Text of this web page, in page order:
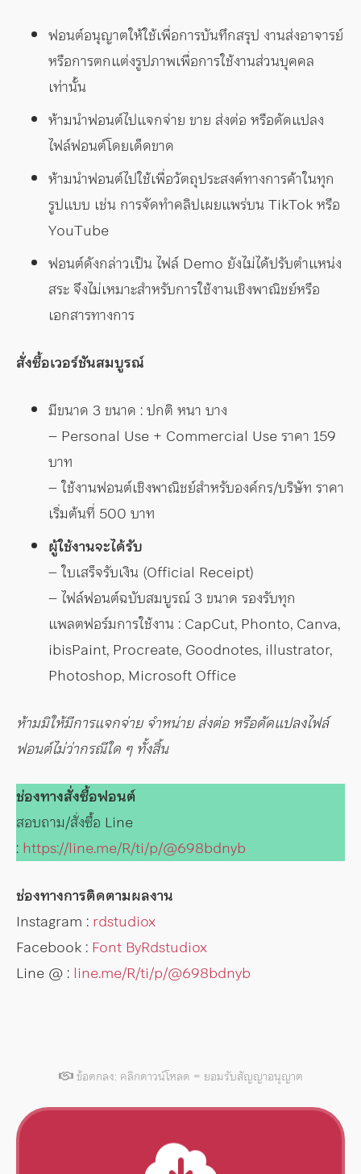
ฟอนต์อนุญาตให้ใช้เพื่อการบันทึกสรุป งานส่งอาจารย์
หรือการตกแต่งรูปภาพเพื่อการใช้งานส่วนบุคคล
เท่านั้น
ห้ามนำฟอนต์ไปแจกจ่าย ขาย ส่งต่อ หรือดัดแปลง
ไฟล์ฟอนต์โดยเด็ดขาด
ห้ามนำฟอนต์ไปใช้เพื่อวัตถุประสงค์ทางการค้าในทุก
รูปแบบ เช่น การจัดทำคลิปเผยแพร่บน TikTok หรือ
YouTube
ฟอนต์ดังกล่าวเป็น ไฟล์ Demo ยังไม่ได้ปรับตำแหน่ง
สระ จึงไม่เหมาะสำหรับการใช้งานเชิงพาณิชย์หรือ
เอกสารทางการ
สั่งซื้อเวอร์ชันสมบูรณ์
มีขนาด 3 ขนาด : ปกติ หนา บาง
– Personal Use + Commercial Use ราคา 159
บาท
– ใช้งานฟอนต์เชิงพาณิชย์สำหรับองค์กร/บริษัท ราคา
เริ่มต้นที่ 500 บาท
ผู้ใช้งานจะได้รับ
– ใบเสร็จรับเงิน (Official Receipt)
– ไฟล์ฟอนต์ฉบับสมบูรณ์ 3 ขนาด รองรับทุก
แพลตฟอร์มการใช้งาน : CapCut, Phonto, Canva,
ibisPaint, Procreate, Goodnotes, illustrator,
Photoshop, Microsoft Office
ห้ามมิให้มีการแจกจ่าย จำหน่าย ส่งต่อ หรือดัดแปลงไฟล์
ฟอนต์ไม่ว่ากรณีใด ๆ ทั้งสิ้น
ช่องทางสั่งซื้อฟอนต์
สอบถาม/สั่งซื้อ Line
: https://line.me/R/ti/p/@698bdnyb
ช่องทางการติดตามผลงาน
Instagram : rdstudiox
Facebook : Font ByRdstudiox
Line @ : line.me/R/ti/p/@698bdnyb
ข้อตกลง: คลิกดาวน์โหลด = ยอมรับสัญญาอนุญาต